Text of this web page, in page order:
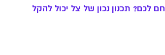
חם לכם? תכנון נכון של צל יכול להקל